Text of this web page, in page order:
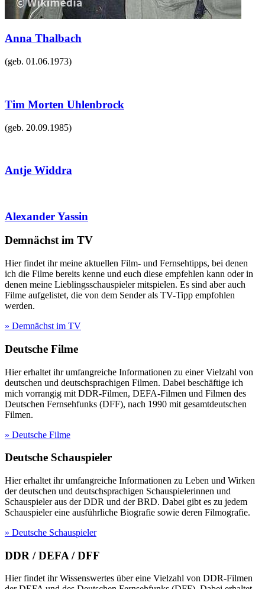
Anna Thalbach
(geb. 01.06.1973)
Tim Morten Uhlenbrock
(geb. 20.09.1985)
Antje Widdra
Alexander Yassin
Demnächst im TV
Hier findet ihr meine aktuellen Film- und Fernsehtipps, bei denen
ich die Filme bereits kenne und euch diese empfehlen kann oder in
denen meine Lieblingsschauspieler mitspielen. Es sind aber auch
Filme aufgelistet, die von dem Sender als TV-Tipp empfohlen
werden.
» Demnächst im TV
Deutsche Filme
Hier erhaltet ihr umfangreiche Informationen zu einer Vielzahl von
deutschen und deutschsprachigen Filmen. Dabei beschäftige ich
mich vorrangig mit DDR-Filmen, DEFA-Filmen und Filmen des
Deutschen Fernsehfunks (DFF), nach 1990 mit gesamtdeutschen
Filmen.
» Deutsche Filme
Deutsche Schauspieler
Hier erhaltet ihr umfangreiche Informationen zu Leben und Wirken
der deutschen und deutschsprachigen Schauspielerinnen und
Schauspieler aus der DDR und der BRD. Dabei gibt es zu jedem
Schauspieler eine ausführliche Biografie sowie deren Filmografie.
» Deutsche Schauspieler
DDR / DEFA / DFF
Hier findet ihr Wissenswertes über eine Vielzahl von DDR-Filmen